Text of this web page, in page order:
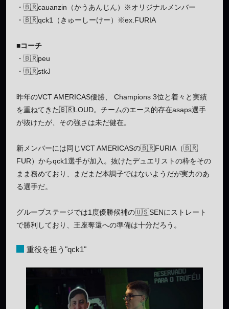
・🇧🇷cauanzin（かうあんじん）※オリジナルメンバー
・🇧🇷qck1（きゅーしーけー）※ex.FURIA
■コーチ
・🇧🇷peu
・🇧🇷stkJ
昨年のVCT AMERICAS優勝、 Champions 3位と着々と実績
を重ねてきた🇧🇷LOUD。チームのエース的存在asaps選手
が抜けたが、その強さは未だ健在。
新メンバーには同じVCT AMERICASの🇧🇷FURIA（🇧🇷
FUR）からqck1選手が加入。抜けたデュエリストの枠をその
まま務めており、まだまだ本調子ではないようだが実力のあ
る選手だ。
グループステージでは1度優勝候補の🇺🇸SENにストレート
で勝利しており、王座奪還への準備は十分だろう。
重役を担う"qck1"